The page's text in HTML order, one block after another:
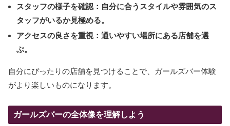
スタッフの様子を確認：自分に合うスタイルや雰囲気のス
タッフがいるか見極める。
アクセスの良さを重視：通いやすい場所にある店舗を選
ぶ。
自分にぴったりの店舗を見つけることで、ガールズバー体験
がより楽しいものになります。
ガールズバーの全体像を理解しよう